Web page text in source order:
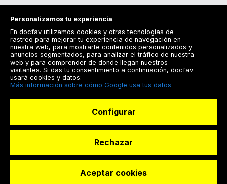
Registrarse
Docfav
© Dashboard Technologies S.L
Personalizamos tu experiencia
En docfav utilizamos cookies y otras tecnologías de
rastreo para mejorar tu experiencia de navegación en
nuestra web, para mostrarte contenidos personalizados y
anuncios segmentados, para analizar el tráfico de nuestra
web y para comprender de donde llegan nuestros
visitantes. Si das tu consentimiento a continuación, docfav
usará cookies y datos:
Más información sobre cómo Google usa tus datos
Configurar
Rechazar
Aceptar cookies